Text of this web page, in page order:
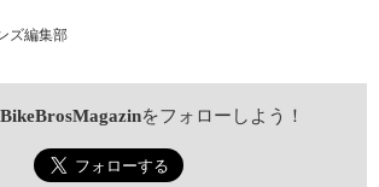
ズ編集部
をフォローしよう！